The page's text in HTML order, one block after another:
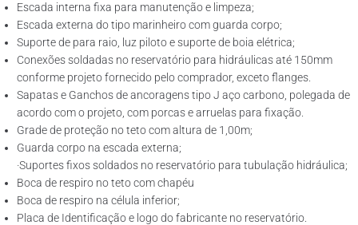
Escada interna fixa para manutenção e limpeza;
Escada externa do tipo marinheiro com guarda corpo;
Suporte de para raio, luz piloto e suporte de boia elétrica;
Conexões soldadas no reservatório para hidráulicas até 150mm
conforme projeto fornecido pelo comprador, exceto flanges.
Sapatas e Ganchos de ancoragens tipo J aço carbono, polegada de
acordo com o projeto, com porcas e arruelas para fixação.
Grade de proteção no teto com altura de 1,00m;
Guarda corpo na escada externa;
·Suportes fixos soldados no reservatório para tubulação hidráulica;
Boca de respiro no teto com chapéu
Boca de respiro na célula inferior;
Placa de Identificação e logo do fabricante no reservatório.